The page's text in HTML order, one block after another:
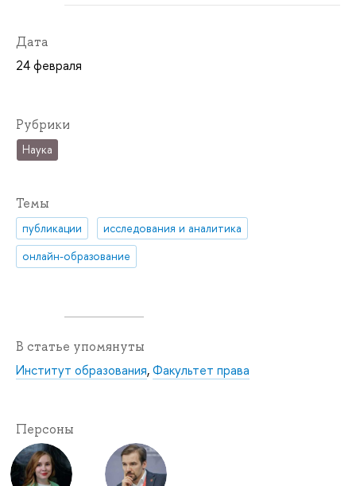
Дата
24 февраля
Рубрики
Наука
Темы
публикации
исследования и аналитика
онлайн-образование
В статье упомянуты
Институт образования,Факультет права
Персоны